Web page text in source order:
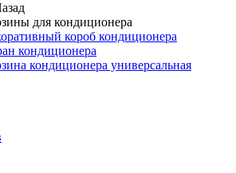
для кондиционера
короб кондиционера
кондиционера
кондиционера универсальная